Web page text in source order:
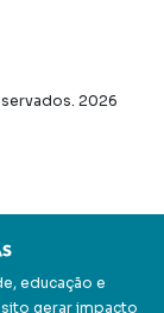
2026
educação e
gerar impacto